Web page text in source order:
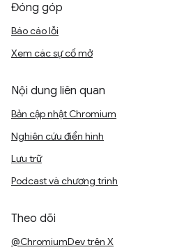
Đóng góp
Báo cáo lỗi
Xem các sự cố mở
Nội dung liên quan
Bản cập nhật Chromium
Nghiên cứu điển hình
Lưu trữ
Podcast và chương trình
Theo dõi
@ChromiumDev trên X